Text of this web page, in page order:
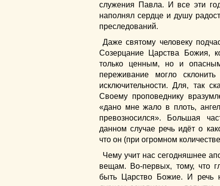
служения Павла. И все эти
наполнял сердце и душу
преследований.
Даже святому человеку
Созерцание Царства Божия,
только ценным, но и
переживание могло
исключительности. Для, так
Своему проповеднику
«дано мне жало в плоть,
превозносился». Большая
данном случае речь идёт о
что он (при огромном
Чему учит нас сегодняшнее
вещам. Во-первых, тому, что
быть Царство Божие. И речь